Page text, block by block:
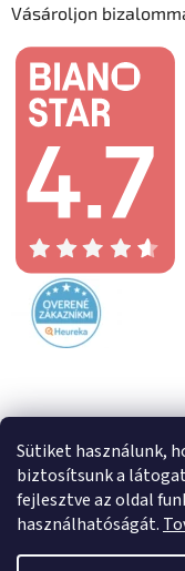
Sütiket használunk,
biztosítsunk a
fejlesztve az oldal
használhatóságát.
Vásároljon